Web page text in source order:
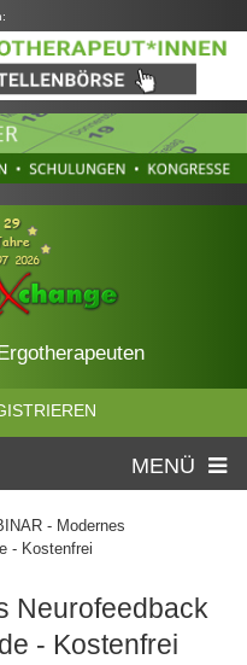
MENÜ
- Modernes
- Kostenfrei
Neurofeedback
- Kostenfrei